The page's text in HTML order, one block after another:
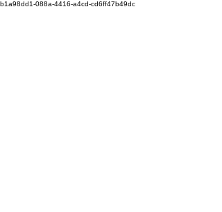
b1a98dd1-088a-4416-a4cd-cd6ff47b49dc